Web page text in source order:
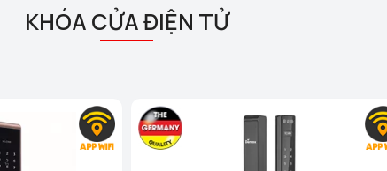
KHÓA CỬA ĐIỆN TỬ